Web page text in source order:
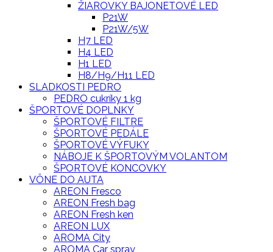
ŽIAROVKY BAJONETOVÉ LED
P21W
P21W/5W
H7 LED
H4 LED
H1 LED
H8/H9/H11 LED
SLADKOSTI PEDRO
PEDRO cukríky 1 kg
ŠPORTOVÉ DOPLNKY
ŠPORTOVÉ FILTRE
ŠPORTOVÉ PEDÁLE
ŠPORTOVÉ VÝFUKY
NÁBOJE K ŠPORTOVÝM VOLANTOM
ŠPORTOVÉ KONCOVKY
VÔNE DO AUTA
AREON Fresco
AREON Fresh bag
AREON Fresh ken
AREON LUX
AROMA City
AROMA Car spray